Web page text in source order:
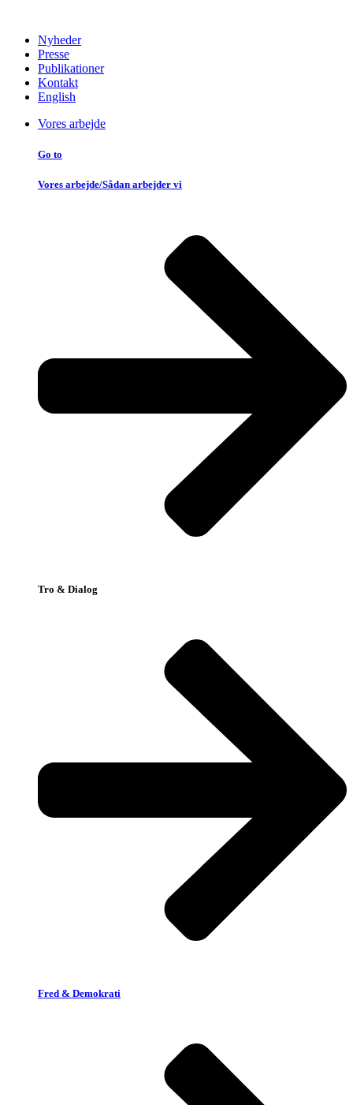
Nyheder
Presse
Publikationer
Kontakt
English
Vores arbejde
Go to
Vores arbejde/Sådan arbejder vi
Tro & Dialog
Fred & Demokrati